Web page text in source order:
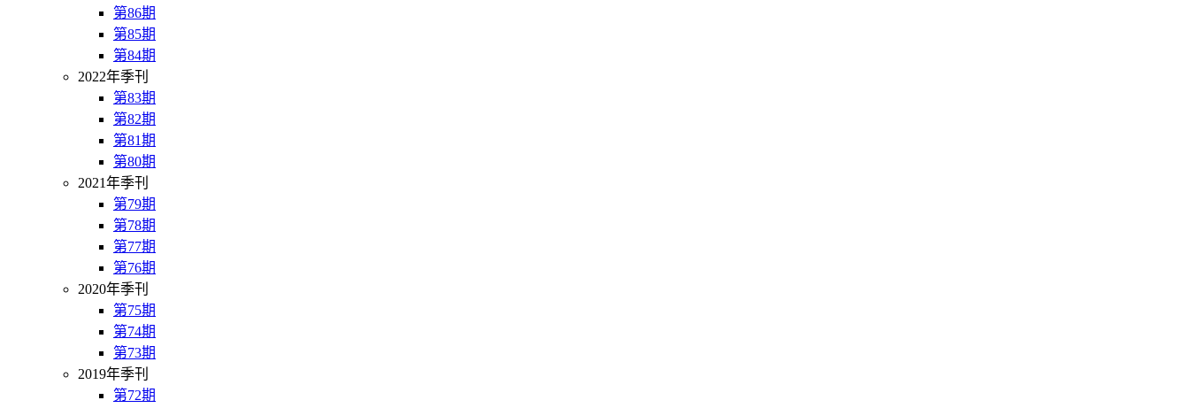
第86期
第85期
第84期
2022年季刊
第83期
第82期
第81期
第80期
2021年季刊
第79期
第78期
第77期
第76期
2020年季刊
第75期
第74期
第73期
2019年季刊
第72期